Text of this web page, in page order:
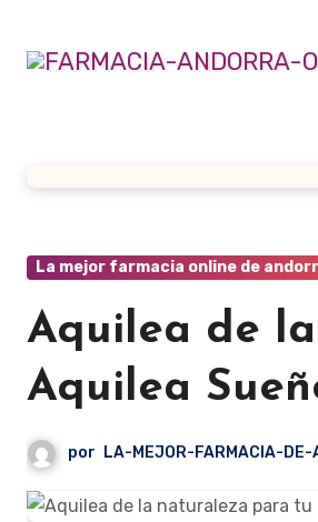
contenido
La mejor farmacia online de
Aquilea de
Aquilea
por LA-MEJOR-FARMACIA-DE-